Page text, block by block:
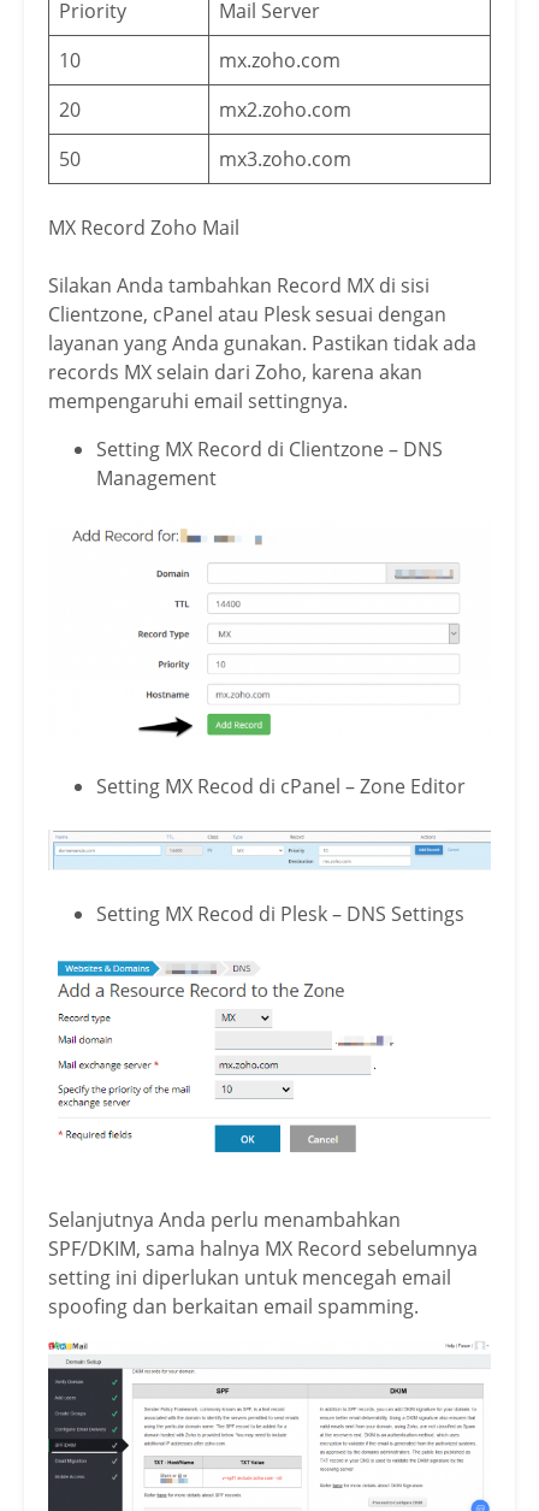
Priority
Mail Server
10
mx.zoho.com
20
mx2.zoho.com
50
mx3.zoho.com
MX Record Zoho Mail
Silakan Anda tambahkan Record MX di sisi
Clientzone, cPanel atau Plesk sesuai dengan
layanan yang Anda gunakan. Pastikan tidak ada
records MX selain dari Zoho, karena akan
mempengaruhi email settingnya.
Setting MX Record di Clientzone – DNS
Management
Setting MX Recod di cPanel – Zone Editor
Setting MX Recod di Plesk – DNS Settings
Selanjutnya Anda perlu menambahkan
SPF/DKIM, sama halnya MX Record sebelumnya
setting ini diperlukan untuk mencegah email
spoofing dan berkaitan email spamming.